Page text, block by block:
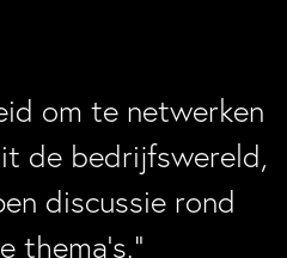
om te netwerken
de bedrijfswereld,
discussie rond
thema’s.”